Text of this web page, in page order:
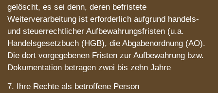
gelöscht, es sei denn, deren befristete
Weiterverarbeitung ist erforderlich aufgrund handels-
und steuerrechtlicher Aufbewahrungsfristen (u.a.
Handelsgesetzbuch (HGB), die Abgabenordnung (AO).
Die dort vorgegebenen Fristen zur Aufbewahrung bzw.
Dokumentation betragen zwei bis zehn Jahre
7. Ihre Rechte als betroffene Person